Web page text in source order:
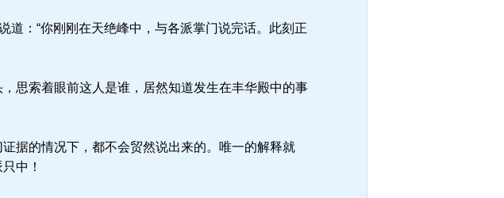
：“你刚刚在天绝峰中，与各派掌门说完话。此刻正
思索着眼前这人是谁，居然知道发生在丰华殿中的事
据的情况下，都不会贸然说出来的。唯一的解释就
中！